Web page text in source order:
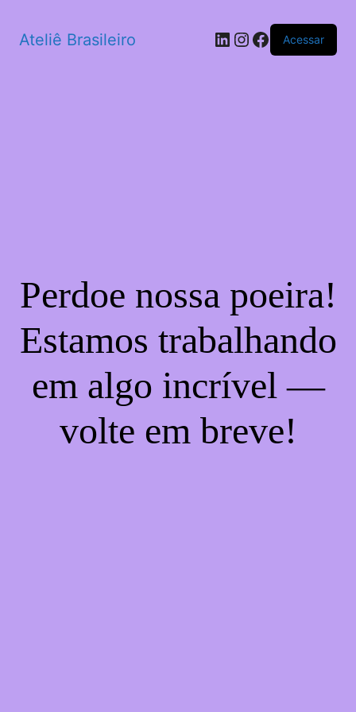
Ateliê Brasileiro LinkedIn
Instagram
Facebook
Acessar
Perdoe nossa poeira!
Estamos trabalhando
em algo incrível —
volte em breve!